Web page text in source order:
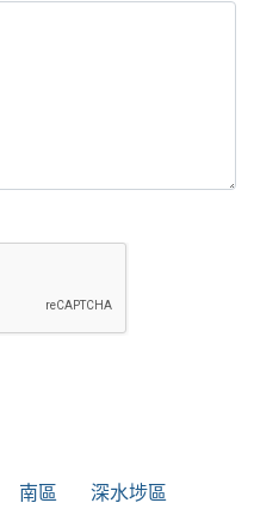
南區
深水埗區